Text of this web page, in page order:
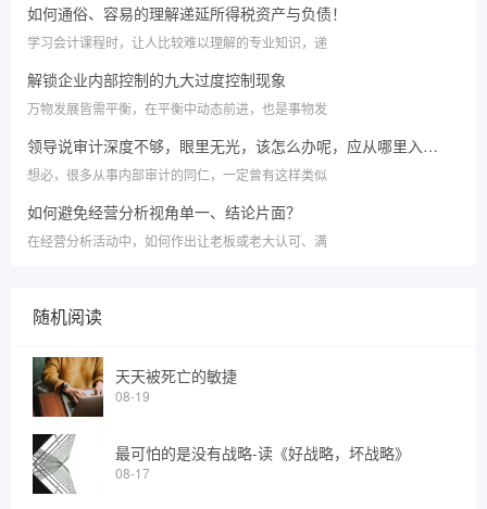
如何通俗、容易的理解递延所得税资产与负债！
学习会计课程时，让人比较难以理解的专业知识，递
解锁企业内部控制的九大过度控制现象
万物发展皆需平衡，在平衡中动态前进，也是事物发
领导说审计深度不够，眼里无光，该怎么办呢，应从哪里入手破局呢？
想必，很多从事内部审计的同仁，一定曾有这样类似
如何避免经营分析视角单一、结论片面？
在经营分析活动中，如何作出让老板或老大认可、满
随机阅读
天天被死亡的敏捷
08-19
最可怕的是没有战略-读《好战略，坏战略》
08-17